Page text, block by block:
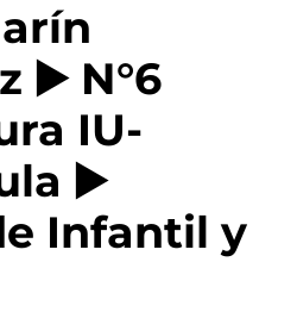
▶️ N°6
IU-
▶️
Infantil y